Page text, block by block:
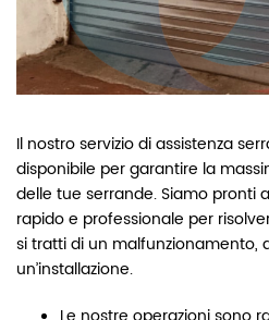
Il nostro servizio di assistenza
disponibile per garantire la
delle tue serrande. Siamo pronti
rapido e professionale per
si tratti di un malfunzionamento,
un’installazione.